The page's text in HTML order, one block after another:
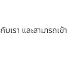
เรา และสามารถเข้า